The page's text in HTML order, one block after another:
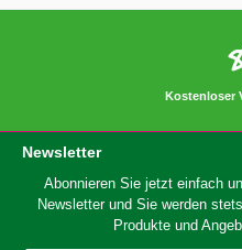
Kostenloser
Newsletter
Abonnieren Sie jetzt einfach
Newsletter und Sie werden
Produkte und